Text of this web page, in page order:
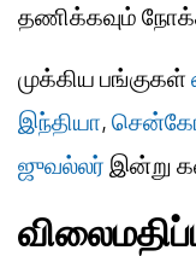
தணிக்கவும்
முக்கிய பங்குகள்
இந்தியா,
ஜுவல்லர் இன்று